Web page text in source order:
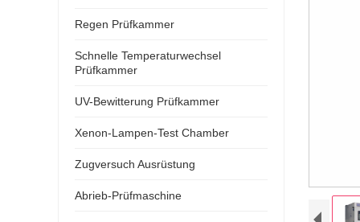
Regen Prüfkammer
Schnelle Temperaturwechsel
Prüfkammer
UV-Bewitterung Prüfkammer
Xenon-Lampen-Test Chamber
Zugversuch Ausrüstung
Abrieb-Prüfmaschine